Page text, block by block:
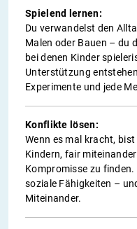
Spielend lernen:
Du verwandelst den
Malen oder Bauen – du
bei denen Kinder
Unterstützung
Experimente und jede
Konflikte lösen:
Wenn es mal kracht,
Kindern, fair
Kompromisse zu
soziale Fähigkeiten –
Miteinander.